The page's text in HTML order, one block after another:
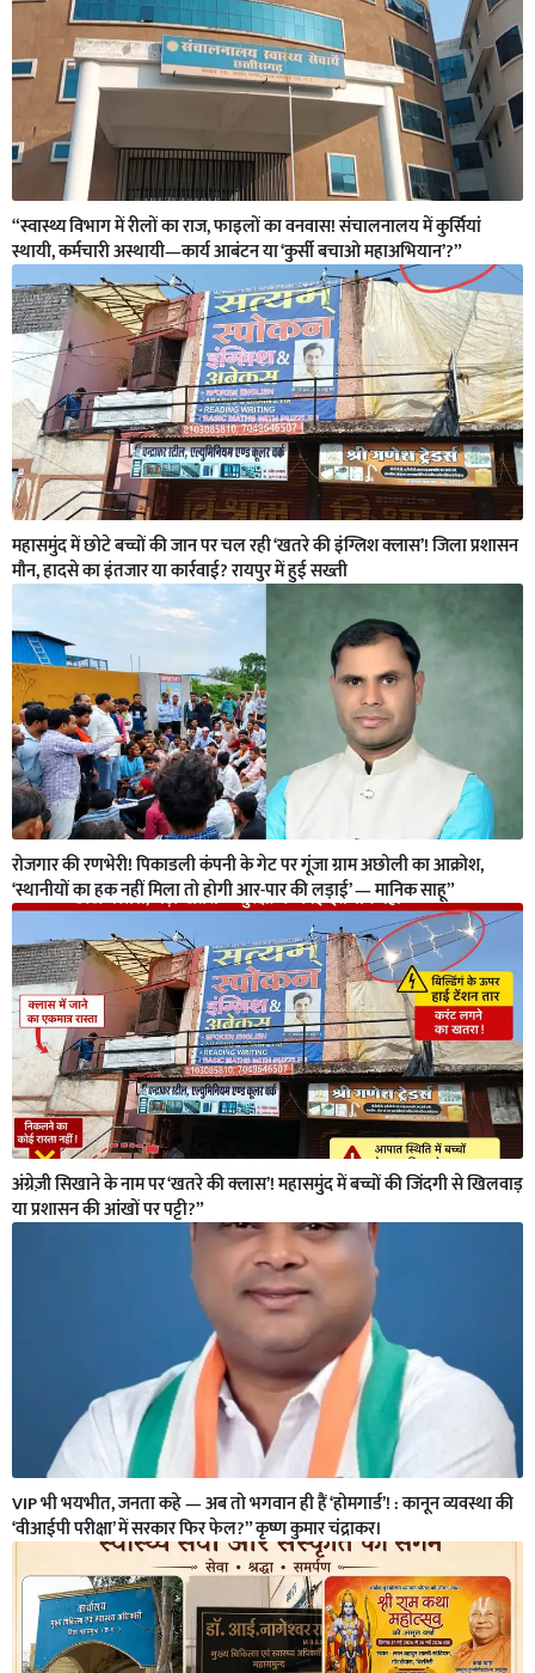
“स्वास्थ्य विभाग में रीलों का राज, फाइलों का वनवास! संचालनालय में कुर्सियां
स्थायी, कर्मचारी अस्थायी—कार्य आबंटन या ‘कुर्सी बचाओ महाअभियान’?”
महासमुंद में छोटे बच्चों की जान पर चल रही ‘खतरे की इंग्लिश क्लास’! जिला प्रशासन
मौन, हादसे का इंतजार या कार्रवाई? रायपुर में हुई सख्ती
रोजगार की रणभेरी! पिकाडली कंपनी के गेट पर गूंजा ग्राम अछोली का आक्रोश,
‘स्थानीयों का हक नहीं मिला तो होगी आर-पार की लड़ाई’ — मानिक साहू”
अंग्रेज़ी सिखाने के नाम पर ‘खतरे की क्लास’! महासमुंद में बच्चों की जिंदगी से खिलवाड़
या प्रशासन की आंखों पर पट्टी?”
VIP भी भयभीत, जनता कहे — अब तो भगवान ही हैं ‘होमगार्ड’! : कानून व्यवस्था की
‘वीआईपी परीक्षा’ में सरकार फिर फेल?” कृष्ण कुमार चंद्राकर।